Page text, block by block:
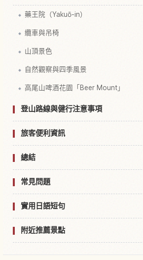
藥王院（Yakuō-in）
纜車與吊椅
山頂景色
自然觀察與四季風景
高尾山啤酒花園「Beer Mount」
登山路線與健行注意事項
旅客便利資訊
總結
常見問題
實用日語短句
附近推薦景點